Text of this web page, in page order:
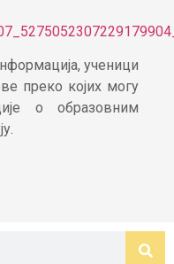
ученици
преко којих могу
о образовним